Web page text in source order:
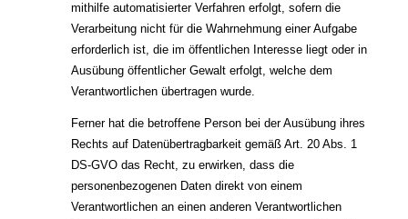
mithilfe automatisierter Verfahren erfolgt, sofern die
Verarbeitung nicht für die Wahrnehmung einer Aufgabe
erforderlich ist, die im öffentlichen Interesse liegt oder in
Ausübung öffentlicher Gewalt erfolgt, welche dem
Verantwortlichen übertragen wurde.
Ferner hat die betroffene Person bei der Ausübung ihres
Rechts auf Datenübertragbarkeit gemäß Art. 20 Abs. 1
DS-GVO das Recht, zu erwirken, dass die
personenbezogenen Daten direkt von einem
Verantwortlichen an einen anderen Verantwortlichen